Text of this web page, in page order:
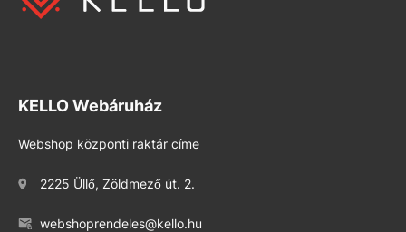
KELLO Webáruház
Webshop központi raktár címe
2225 Üllő, Zöldmező út. 2.
webshoprendeles@kello.hu